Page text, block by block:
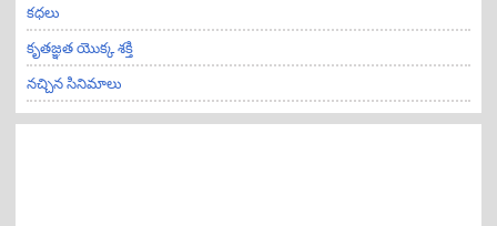
కధలు
కృతజ్ఞత యొక్క శక్తి
నచ్చిన సినిమాలు